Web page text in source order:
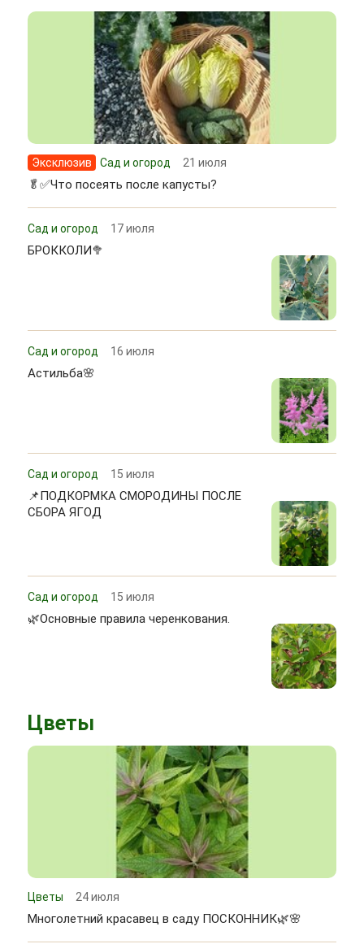
Эксклюзив Сад и огород 21 июля
🥬✅Что посеять после капусты?
Сад и огород 17 июля
БРОККОЛИ🥦
Сад и огород 16 июля
Астильба🌸
Сад и огород 15 июля
📌ПОДКОРМКА СМОРОДИНЫ ПОСЛЕ
СБОРА ЯГОД
Сад и огород 15 июля
🌿Основные правила черенкования.
Цветы
Цветы 24 июля
Многолетний красавец в саду ПОСКОННИК🌿🌸